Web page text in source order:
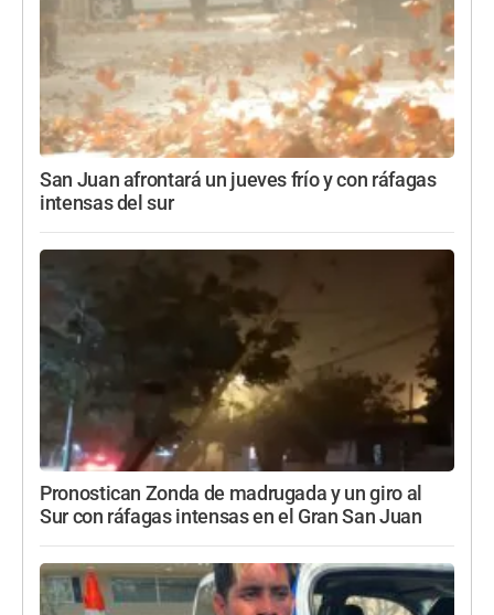
San Juan afrontará un jueves frío y con ráfagas
intensas del sur
Pronostican Zonda de madrugada y un giro al
Sur con ráfagas intensas en el Gran San Juan